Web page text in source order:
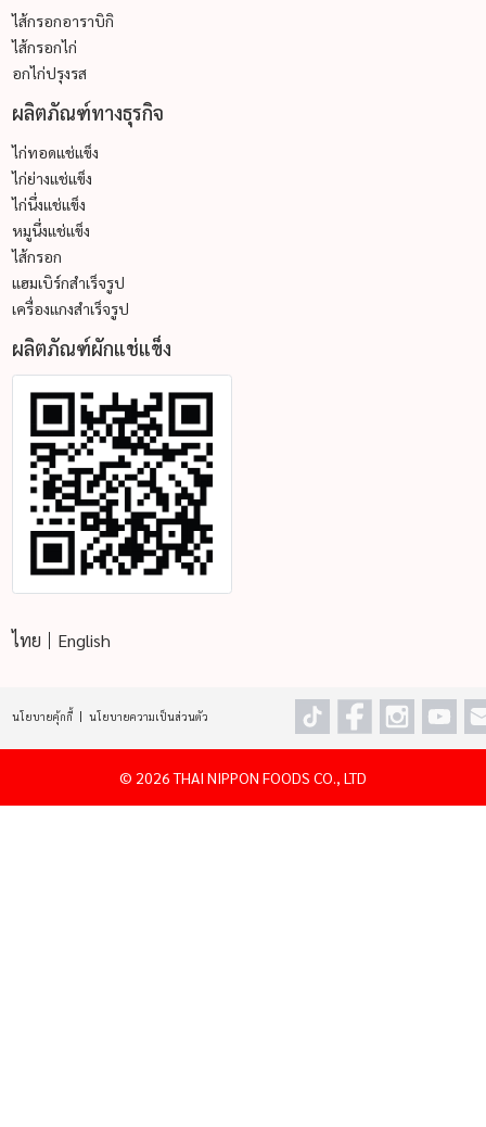
ไส้กรอกอาราบิกิ
ไส้กรอกไก่
อกไก่ปรุงรส
ผลิตภัณฑ์ทางธุรกิจ
ไก่ทอดแช่แข็ง
ไก่ย่างแช่แข็ง
ไก่นึ่งแช่แข็ง
หมูนึ่งแช่แข็ง
ไส้กรอก
แฮมเบิร์กสำเร็จรูป
เครื่องแกงสำเร็จรูป
ผลิตภัณฑ์ผักแช่แข็ง
ไทย English
นโยบายคุ้กกี้ นโยบายความเป็นส่วนตัว
© 2026 THAI NIPPON FOODS CO., LTD